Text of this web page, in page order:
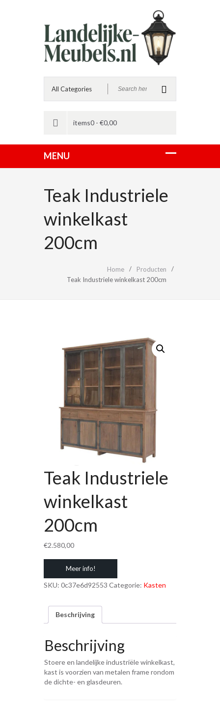
items0 - €0,00
Teak Industriele
winkelkast
200cm
Home
Producten
Teak Industriele winkelkast 200cm
Teak Industriele
winkelkast
200cm
€2.580,00
Meer info!
SKU: 0c37e6d92553 Categorie: Kasten
Beschrijving
Beschrijving
Stoere en landelijke industriële winkelkast,
kast is voorzien van metalen frame rondom
de dichte- en glasdeuren.